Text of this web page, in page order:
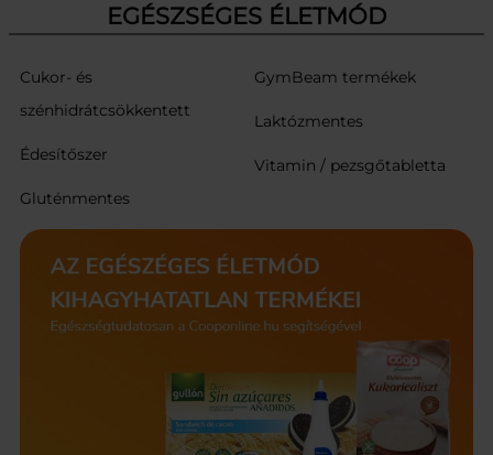
EGÉSZSÉGES ÉLETMÓD
Cukor- és
szénhidrátcsökkentett
Édesítőszer
Gluténmentes
GymBeam termékek
Laktózmentes
Vitamin / pezsgőtabletta